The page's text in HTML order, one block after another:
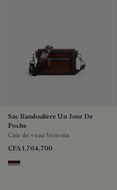
Sac Bandoulière Un Jour De
Poche
Cuir de veau Venezia
CFA 1,704,700
Burnt Brown